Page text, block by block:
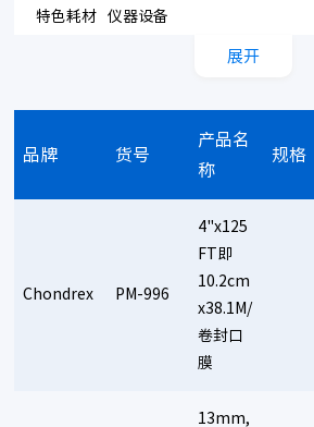
特色耗材
仪器设备
展开
品牌 货号
产品名
称
规格
Chondrex PM-996
4"x125
FT即
10.2cm
x38.1M/
卷封口
膜
13mm,